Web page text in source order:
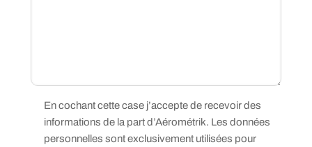
Vie
privée
En cochant cette case j’accepte de recevoir des
informations de la part d’Aérométrik. Les données
personnelles sont exclusivement utilisées pour